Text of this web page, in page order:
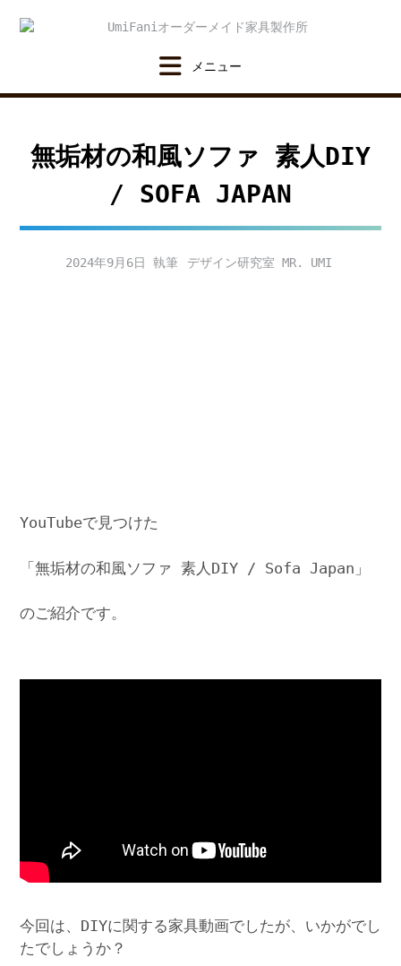
無垢材の和風ソファ 素人DIY
/ SOFA JAPAN
2024年9月6日 デザイン研究室 MR. UMI
YouTubeで見つけた
「無垢材の和風ソファ 素人DIY / Sofa Japan」
のご紹介です。
今回は、DIYに関する家具動画でしたが、いかがでし
たでしょうか？